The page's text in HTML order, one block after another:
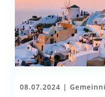
08.07.2024 |